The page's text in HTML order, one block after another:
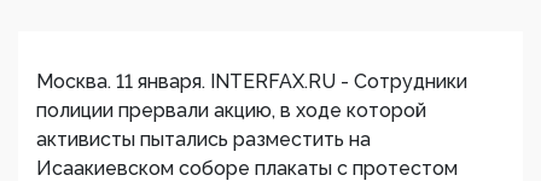
Москва. 11 января. INTERFAX.RU - Сотрудники
полиции прервали акцию, в ходе которой
активисты пытались разместить на
Исаакиевском соборе плакаты с протестом